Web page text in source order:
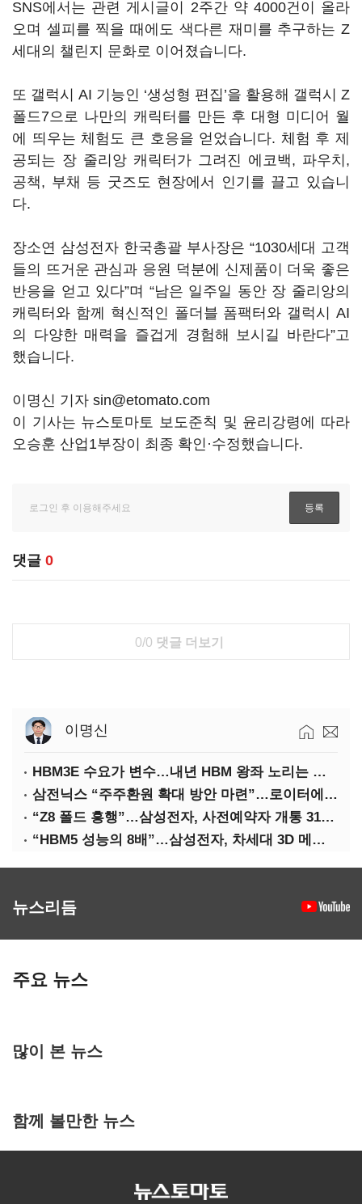
SNS에서는 관련 게시글이 2주간 약 4000건이 올라
오며 셀피를 찍을 때에도 색다른 재미를 추구하는 Z
세대의 챌린지 문화로 이어졌습니다.
또 갤럭시 AI 기능인 ‘생성형 편집’을 활용해 갤럭시 Z
폴드7으로 나만의 캐릭터를 만든 후 대형 미디어 월
에 띄우는 체험도 큰 호응을 얻었습니다. 체험 후 제
공되는 장 줄리앙 캐릭터가 그려진 에코백, 파우치,
공책, 부채 등 굿즈도 현장에서 인기를 끌고 있습니
다.
장소연 삼성전자 한국총괄 부사장은 “1030세대 고객
들의 뜨거운 관심과 응원 덕분에 신제품이 더욱 좋은
반응을 얻고 있다”며 “남은 일주일 동안 장 줄리앙의
캐릭터와 함께 혁신적인 폴더블 폼팩터와 갤럭시 AI
의 다양한 매력을 즐겁게 경험해 보시길 바란다”고
했습니다.
이명신 기자 sin@etomato.com
이 기사는 뉴스토마토 보도준칙 및 윤리강령에 따라
오승훈 산업1부장이 최종 확인·수정했습니다.
댓글 0
0/0 댓글 더보기
이명신
HBM3E 수요가 변수…내년 HBM 왕좌 노리는 삼성
삼전닉스 “주주환원 확대 방안 마련”…로이터에 성명 보내
“Z8 폴드 흥행”…삼성전자, 사전예약자 개통 31일까지 연장
“HBM5 성능의 8배”…삼성전자, 차세대 3D 메모리 ‘zHBM’ 공개
뉴스리듬
주요 뉴스
많이 본 뉴스
함께 볼만한 뉴스